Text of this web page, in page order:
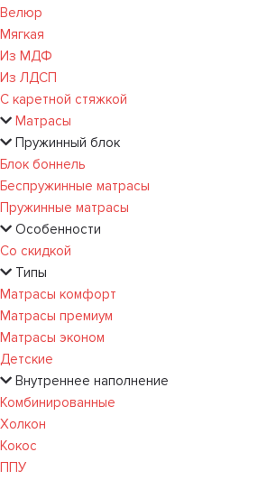
Велюр
Мягкая
Из МДФ
Из ЛДСП
С каретной стяжкой
Матрасы
Пружинный блок
Блок боннель
Беспружинные матрасы
Пружинные матрасы
Особенности
Со скидкой
Типы
Матрасы комфорт
Матрасы премиум
Матрасы эконом
Детские
Внутреннее наполнение
Комбинированные
Холкон
Кокос
ППУ